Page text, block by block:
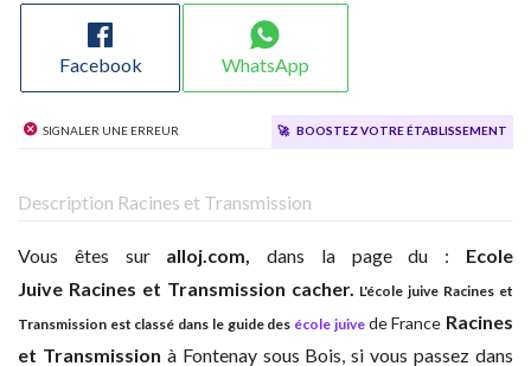
Facebook WhatsApp
Signaler une erreur 🚀 Boostez votre établissement
Description Racines et Transmission
Vous êtes sur alloj.com,dans la page du : Ecole
Juive Racines et Transmission cacher. L'école juive Racines et
Transmission est classé dans le guide des école juive de France Racines
et Transmission à Fontenay sous Bois, si vous passez dans